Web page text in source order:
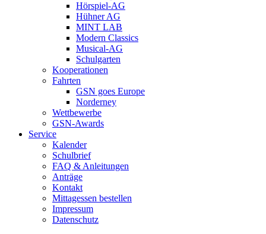
Hörspiel-AG
Hühner AG
MINT LAB
Modern Classics
Musical-AG
Schulgarten
Kooperationen
Fahrten
GSN goes Europe
Norderney
Wettbewerbe
GSN-Awards
Service
Kalender
Schulbrief
FAQ & Anleitungen
Anträge
Kontakt
Mittagessen bestellen
Impressum
Datenschutz